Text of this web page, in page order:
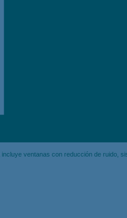
incluye ventanas con reducción de ruido,